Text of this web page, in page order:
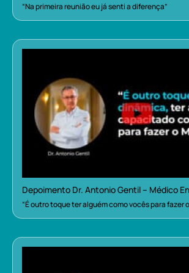
“Na primeira reunião eu já senti a diferença”
Depoimento Dr. Antonio Gentil – Médico
“É outro toque ter alguém como vocês para fazer